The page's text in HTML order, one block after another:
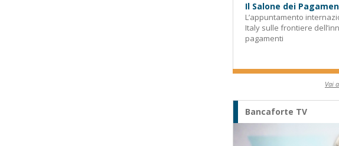
Il Salone dei
L’appuntamento
Italy sulle frontiere
pagamenti
Vai
Bancaforte TV